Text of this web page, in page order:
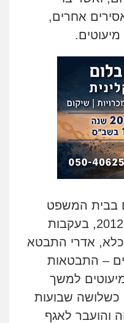
אחרים,
בבית המשפט
סיפר עו"ד לביא כי בשנת 2012, בעקבות
אדרי התבטא
– התבטאות
למשך
כשלושה שבועות
והועבר לאגף